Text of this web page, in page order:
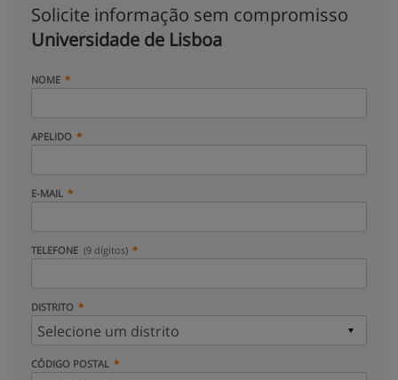
Solicite informação sem compromisso
Universidade de Lisboa
NOME
APELIDO
E-MAIL
TELEFONE (9 dígitos)
DISTRITO
CÓDIGO POSTAL